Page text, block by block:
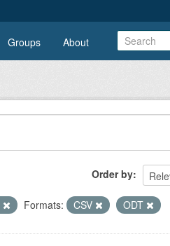
Groups About
Order by
Formats: CSV ODT